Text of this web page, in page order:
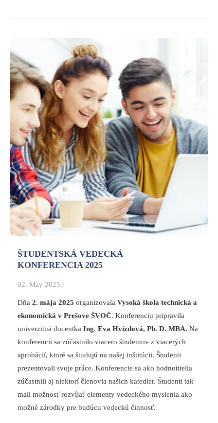
ŠTUDENTSKÁ VEDECKÁ
KONFERENCIA 2025
02. May 2025 /
Dňa 2. mája 2025 organizovala Vysoká škola technická a
ekonomická v Prešove ŠVOČ. Konferenciu pripravila
univerzitná docentka Ing. Eva Hvizdová, Ph. D. MBA. Na
konferencii sa zúčastnilo viacero študentov z viacerých
aprobácií, ktoré sa študujú na našej inštitúcii. Študenti
prezentovali svoje práce. Konferencie sa ako hodnotitelia
zúčastnili aj niektorí členovia našich katedier. Študenti tak
mali možnosť rozvíjať elementy vedeckého myslenia ako
možné zárodky pre budúcu vedeckú činnosť.